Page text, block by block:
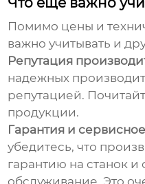
Помимо цены и
важно учитывать и
Репутация
надежных
репутацией.
продукции.
Гарантия и
убедитесь, что
гарантию на станок и